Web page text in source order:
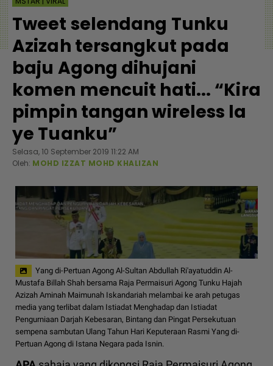
Tweet selendang Tunku
Azizah tersangkut pada
baju Agong dihujani
komen mencuit hati... “Kira
pimpin tangan wireless la
ye Tuanku”
Selasa, 10 September 2019 11:22 AM
Oleh: MOHD IZZAT MOHD KHALIZAN
Yang di-Pertuan Agong Al-Sultan Abdullah Ri'ayatuddin Al-
Mustafa Billah Shah bersama Raja Permaisuri Agong Tunku Hajah
Azizah Aminah Maimunah Iskandariah melambai ke arah petugas
media yang terlibat dalam Istiadat Menghadap dan Istiadat
Pengurniaan Darjah Kebesaran, Bintang dan Pingat Persekutuan
sempena sambutan Ulang Tahun Hari Keputeraan Rasmi Yang di-
Pertuan Agong di Istana Negara pada Isnin.